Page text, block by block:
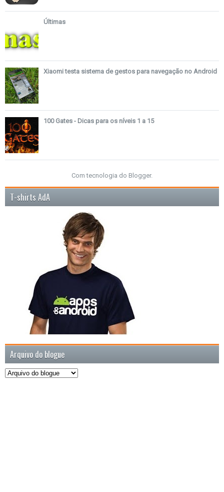
Últimas
Xiaomi testa sistema de gestos para navegação no Android
100 Gates - Dicas para os níveis 1 a 15
Com tecnologia do Blogger.
T-shirts AdA
Arquivo do blogue